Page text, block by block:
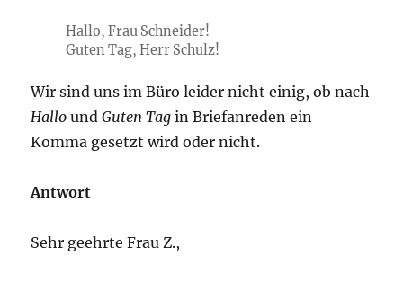
Hallo, Frau Schneider!
Guten Tag, Herr Schulz!
Wir sind uns im Büro leider nicht einig, ob nach
Hallo undGuten Tag in Briefanreden ein
Komma gesetzt wird oder nicht.
Antwort
Sehr geehrte Frau Z.,